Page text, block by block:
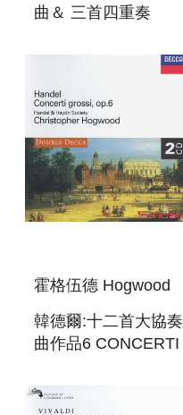
曲＆ 三首四重奏
SYMPHONIES ＆ 3
霍格伍德 Hogwood
韓德爾:十二首大協奏
曲作品6 CONCERTI